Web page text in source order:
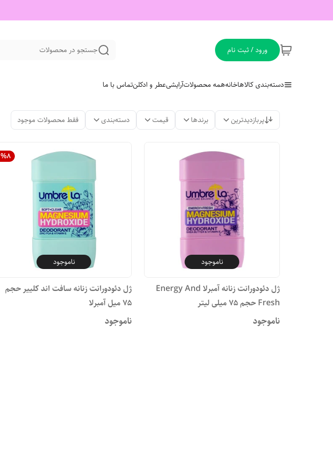
ورود / ثبت نام جستجو در محصولات
دسته‌بندی کالاهاخانههمه محصولاتآرایشیعطر و ادکلنتماس با ما
پربازدیدترین برندها قیمت دسته‌بندی فقط محصولات موجود
ناموجود
ژل دئودورانت زنانه آمبرلا Energy And
Fresh حجم 75 میلی لیتر
ناموجود
%8
ناموجود
ژل دئودورانت زنانه سافت اند کلییر حجم
75 میل آمبرلا
ناموجود